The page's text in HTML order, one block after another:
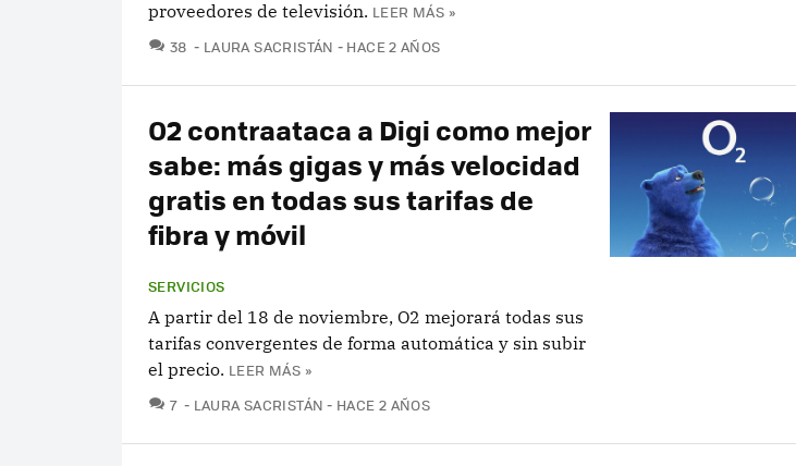
proveedores de televisión. LEER MÁS »
38 COMENTARIOS
LAURA SACRISTÁN HACE 2 AÑOS
O2 contraataca a Digi como mejor
sabe: más gigas y más velocidad
gratis en todas sus tarifas de
fibra y móvil
SERVICIOS
A partir del 18 de noviembre, O2 mejorará todas sus
tarifas convergentes de forma automática y sin subir
el precio. LEER MÁS »
7 COMENTARIOS
LAURA SACRISTÁN HACE 2 AÑOS